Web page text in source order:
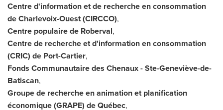
Centre d'information et de recherche en consommation
de Charlevoix-Ouest (CIRCCO),
Centre populaire de Roberval,
Centre de recherche et d'information en consommation
(CRIC) de Port-Cartier,
Fonds Communautaire des Chenaux - Ste-Geneviève-de-
Batiscan,
Groupe de recherche en animation et planification
économique (GRAPE) de Québec,